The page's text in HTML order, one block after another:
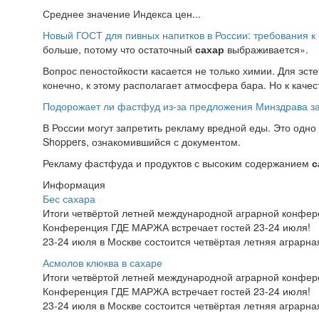
Среднее значение Индекса цен...
Новый ГОСТ для пивных напитков в России: требования к
больше, потому что остаточный сахар выбраживается».
Вопрос пеностойкости касается не только химии. Для
конечно, к этому располагает атмосфера бара. Но к
Подорожает ли фастфуд из-за предложения Минздрава
В России могут запретить рекламу вредной еды. Это
Shoppers, ознакомившийся с документом.
Рекламу фастфуда и продуктов с высоким содержанием
Информация
Бес сахара
Итоги четвёртой летней международной аграрной
Конференция ГДЕ МАРЖА встречает гостей 23-24 июля!
23-24 июля в Москве состоится четвёртая летняя
Асмолов клюква в сахаре
Итоги четвёртой летней международной аграрной
Конференция ГДЕ МАРЖА встречает гостей 23-24 июля!
23-24 июля в Москве состоится четвёртая летняя